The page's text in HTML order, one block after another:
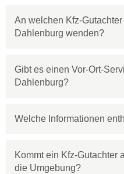
An welchen Kfz-
Dahlenburg wenden?
Gibt es einen Vor-Ort-
Dahlenburg?
Welche Informationen
Kommt ein Kfz-Gutachter
die Umgebung?